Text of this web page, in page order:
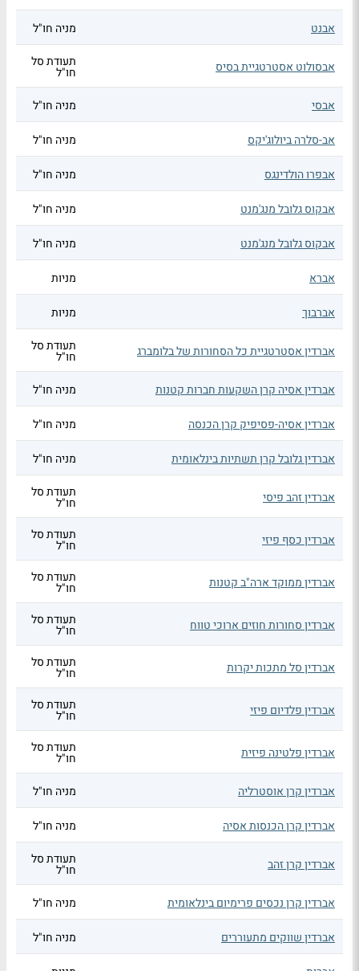
אבנט מניה חו"ל
אבסולוט אסטרטגיית בסיס תעודת סל
חו"ל
אבסי
מניה חו"ל
אב-סלרה ביולוג'יקס מניה חו"ל
אבפרו הולדינגס מניה חו"ל
אבקוס גלובל מנג'מנט מניה חו"ל
אבקוס גלובל מנג'מנט מניה חו"ל
אברא מניות
אברבוך מניות
אברדין אסטרטגיית כל הסחורות של בלומברג תעודת סל
חו"ל
אברדין אסיה קרן השקעות חברות קטנות
מניה חו"ל
אברדין אסיה-פסיפיק קרן הכנסה מניה חו"ל
אברדין גלובל קרן תשתיות בינלאומית מניה חו"ל
אברדין זהב פיסי תעודת סל
חו"ל
אברדין כסף פיזי תעודת סל
חו"ל
אברדין ממוקד ארה"ב קטנות תעודת סל
חו"ל
אברדין סחורות חוזים ארוכי טווח תעודת סל
חו"ל
אברדין סל מתכות יקרות תעודת סל
חו"ל
אברדין פלדיום פיזי תעודת סל
חו"ל
אברדין פלטינה פיזית תעודת סל
חו"ל
אברדין קרן אוסטרליה
מניה חו"ל
אברדין קרן הכנסות אסיה מניה חו"ל
אברדין קרן זהב תעודת סל
חו"ל
אברדין קרן נכסים פרימיום בינלאומית
מניה חו"ל
אברדין שווקים מתעוררים מניה חו"ל